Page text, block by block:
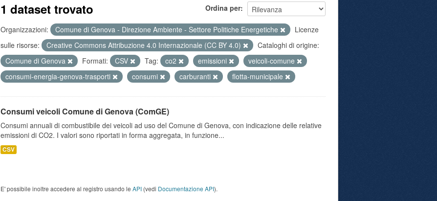
Ordina per
1 dataset trovato
Organizzazioni: Comune di Genova - Direzione Ambiente - Settore Politiche Energetiche
Licenze
sulle risorse:
Creative Commons Attribuzione 4.0 Internazionale (CC BY 4.0)
Cataloghi di origine:
Comune di Genova
Formati: CSV Tag: co2 emissioni
veicoli-comune
consumi-energia-genova-trasporti
consumi carburanti flotta-municipale
Consumi veicoli Comune di Genova (ComGE)
Consumi annuali di combustibile dei veicoli ad uso del Comune di Genova, con indicazione delle relative
emissioni di CO2. I valori sono riportati in forma aggregata, in funzione...
CSV
E' possibile inoltre accedere al registro usando le API (vedi Documentazione API).